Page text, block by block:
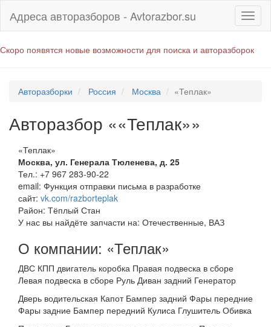
Адреса авторазборов - Avtorazbor.su
Скоро появятся новые возможности для поиска и авторазборок
Авторазборки Россия Москва «Теплак»
Авторазбор ««Теплак»»
«Теплак»
Москва, ул. Генерала Тюленева, д. 25
Тел.: +7 967 283-90-22
email: Функция отправки письма в разработке
сайт: vk.com/razborteplak
Район: Тёплый Стан
У нас вы найдёте запчасти на: Отечественные, ВАЗ
О компании: «Теплак»
ДВС КПП двигатель коробка Правая подвеска в сборе
Левая подвеска в сборе Руль Диван задний Генератор
Дверь водительская Капот Бампер задний Фары передние
Фары задние Бампер передний Кулиса Глушитель Обивка